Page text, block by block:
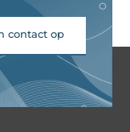
contact op